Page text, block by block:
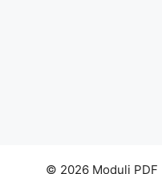
© 2026 Moduli PDF